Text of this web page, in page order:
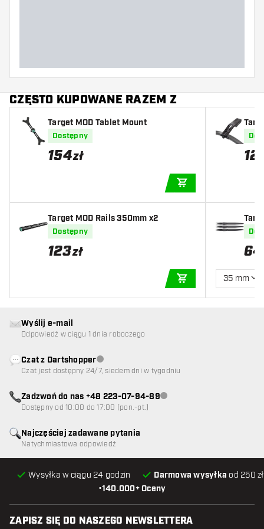
CZĘSTO KUPOWANE RAZEM Z
Target MOD Tablet Mount
Dostępny
154zł
Target MOD Rails 350mm x2
Dostępny
123zł
DODAJ DO
64
35 mm
•140.000+ Oceny
Wysyłka w ciągu 24 godzin Darmowa wysyłka od 250
Najczęściej zadawane pytania
Natychmiastowa odpowiedź
Wyślij e-mail
Odpowiedź w ciągu 1 dnia roboczego
Czat z DartshopperObsługa klienta niedostępna
Czat jest dostępny 24/7, siedem dni w tygodniu
Zadzwoń do nas +48 223-07-94-89Obsługa klienta niedostępna
Dostępny od 10:00 do 17:00 (pon.-pt.)
ZAPISZ SIĘ DO NASZEGO NEWSLETTERA